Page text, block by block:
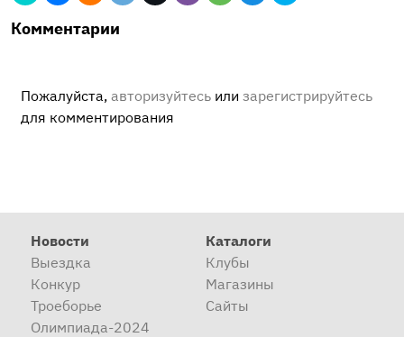
Комментарии
Пожалуйста, авторизуйтесь или зарегистрируйтесь
для комментирования
Новости
Выездка
Конкур
Троеборье
Олимпиада-2024
Каталоги
Клубы
Магазины
Сайты